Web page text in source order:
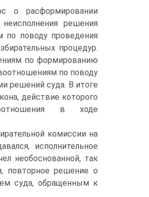
о расформировании
решения
по поводу проведения
процедур.
по формированию
по поводу
решений суда. В итоге
действие которого
в ходе
комиссии на
исполнительное
необоснованной, так
повторное решение о
суда, обращенным к